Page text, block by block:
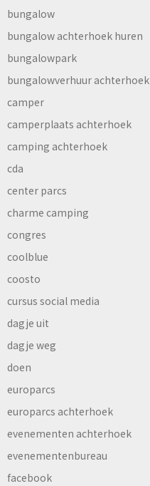
bungalow
bungalow achterhoek huren
bungalowpark
bungalowverhuur achterhoek
camper
camperplaats achterhoek
camping achterhoek
cda
center parcs
charme camping
congres
coolblue
coosto
cursus social media
dagje uit
dagje weg
doen
europarcs
europarcs achterhoek
evenementen achterhoek
evenementenbureau
facebook